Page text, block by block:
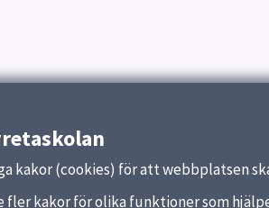
kakor (cookies) för att webbplatsen
kakor för olika funktioner som